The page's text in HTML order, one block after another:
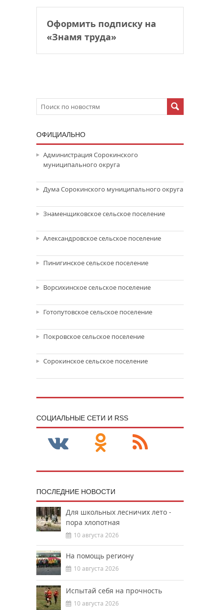
Оформить подписку на
«Знамя труда»
ОФИЦИАЛЬНО
Администрация Сорокинского
муниципального округа
Дума Сорокинского муниципального округа
Знаменщиковское сельское поселение
Александровское сельское поселение
Пинигинское сельское поселение
Ворсихинское сельское поселение
Готопутовское сельское поселение
Покровское сельское поселение
Сорокинское сельское поселение
CОЦИАЛЬНЫЕ СЕТИ И RSS
ПОСЛЕДНИЕ НОВОСТИ
Для школьных лесничих лето -
пора хлопотная
10 августа 2026
На помощь региону
10 августа 2026
Испытай себя на прочность
10 августа 2026